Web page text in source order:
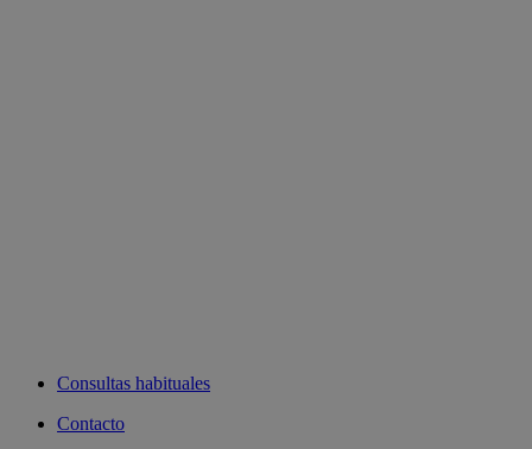
Consultas habituales
Contacto